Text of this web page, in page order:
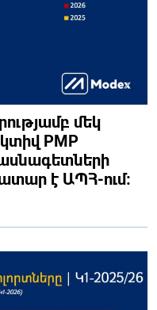
մեկ
PMP
է ԱՊՀ-ում։